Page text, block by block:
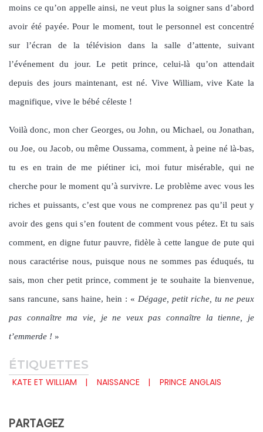
moins ce qu’on appelle ainsi, ne veut plus la soigner sans d’abord
avoir été payée. Pour le moment, tout le personnel est concentré
sur l’écran de la télévision dans la salle d’attente, suivant
l’événement du jour. Le petit prince, celui-là qu’on attendait
depuis des jours maintenant, est né. Vive William, vive Kate la
magnifique, vive le bébé céleste !
Voilà donc, mon cher Georges, ou John, ou Michael, ou Jonathan,
ou Joe, ou Jacob, ou même Oussama, comment, à peine né là-bas,
tu es en train de me piétiner ici, moi futur misérable, qui ne
cherche pour le moment qu’à survivre. Le problème avec vous les
riches et puissants, c’est que vous ne comprenez pas qu’il peut y
avoir des gens qui s’en foutent de comment vous pétez. Et tu sais
comment, en digne futur pauvre, fidèle à cette langue de pute qui
nous caractérise nous, puisque nous ne sommes pas éduqués, tu
sais, mon cher petit prince, comment je te souhaite la bienvenue,
sans rancune, sans haine, hein : « Dégage, petit riche, tu ne peux
pas connaître ma vie, je ne veux pas connaître la tienne, je
t’emmerde ! »
ÉTIQUETTES
KATE ET WILLIAM NAISSANCE PRINCE ANGLAIS
PARTAGEZ